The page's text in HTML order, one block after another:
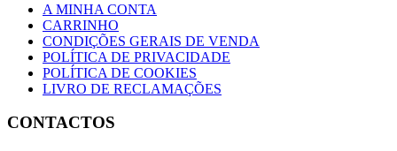
A MINHA CONTA
CARRINHO
CONDIÇÕES GERAIS DE VENDA
POLÍTICA DE PRIVACIDADE
POLÍTICA DE COOKIES
LIVRO DE RECLAMAÇÕES
CONTACTOS